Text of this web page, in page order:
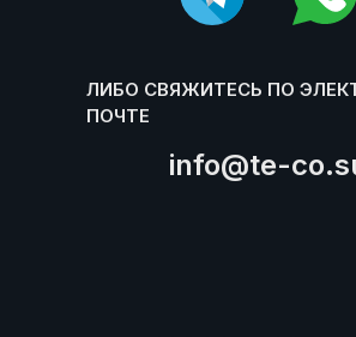
info@te-
ЛИБО СВЯЖИТЕСЬ ПО
ПОЧТЕ